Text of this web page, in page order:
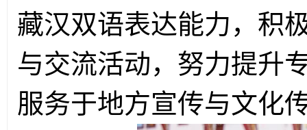
藏汉双语表达能力，积
与交流活动，努力提升
服务于地方宣传与文化